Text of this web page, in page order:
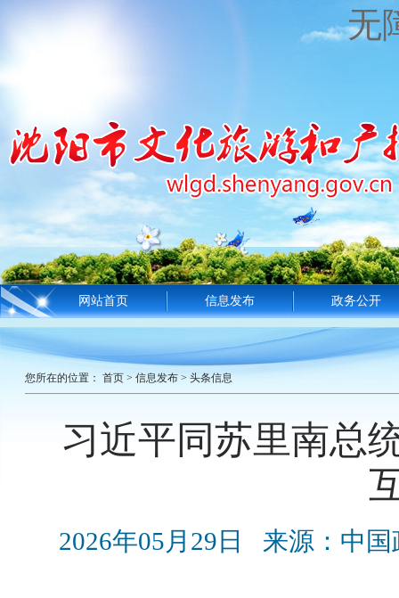
无
网站首页 信息发布 政务公开
您所在的位置： 首页 > 信息发布 > 头条信息
习近平同苏里南总
2026年05月29日 来源：中国